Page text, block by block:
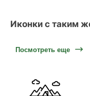
Иконки с таким
Посмотреть еще